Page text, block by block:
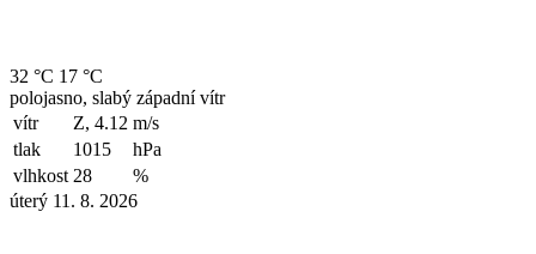
32 °C 17 °C
polojasno, slabý západní vítr
vítr
Z, 4.12 m/s
tlak
1015
hPa
vlhkost 28
%
úterý 11. 8. 2026